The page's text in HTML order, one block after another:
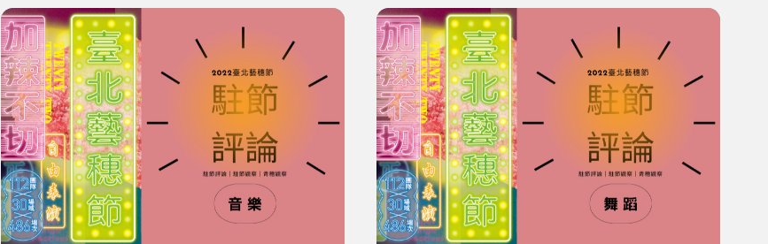
擊盒工作室《如果人生的縮寫是幾張桌子》｜2022臺北
藝穗節（駐節評論：白斐嵐）
張杰瀚《25:45 丑時三刻》& 黃騰生《告解房》｜2022
臺北藝穗節（駐節評論：陳盈帆）